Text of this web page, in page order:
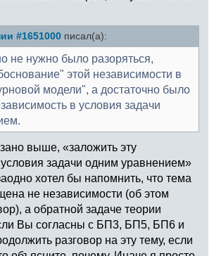
#1651000 писал(а):
не нужно было разоряться,
этой независимости в
модели", а достаточно было
в условия задачи
выше, «заложить эту
задачи одним уравнением»
хотел бы напомнить, что тема
не независимости (об этом
а обратной задаче теории
Вы согласны с БП3, БП5, БП6 и
разговор на эту тему, если